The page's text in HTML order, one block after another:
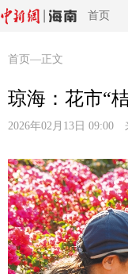
首页
首页 —正文
琼海：花市“
2026年02月13日 09:00